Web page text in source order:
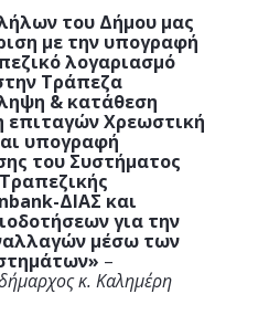
του Δήμου μας
με την υπογραφή
λογαριασμό
Τράπεζα
& κατάθεση
Χρεωστική
υπογραφή
του Συστήματος
-ΔΙΑΣ και
για την
μέσω των
–
κ. Καλημέρη